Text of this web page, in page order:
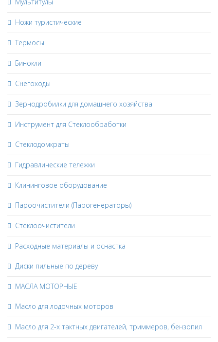
Ножи туристические
Термосы
Бинокли
Снегоходы
Зернодробилки для домашнего хозяйства
Инструмент для Стеклообработки
Стеклодомкраты
Гидравлические тележки
Клининговое оборудование
Пароочистители (Парогенераторы)
Стеклоочистители
Расходные материалы и оснастка
Диски пильные по дереву
МАСЛА МОТОРНЫЕ
Масло для лодочных моторов
Масло для 2-х тактных двигателей, триммеров, бензопил